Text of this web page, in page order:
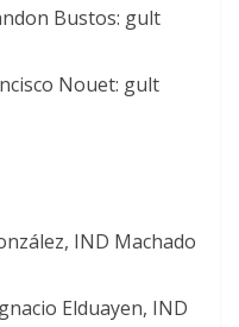
Bustos: gult
Nouet: gult
IND Machado
Elduayen, IND